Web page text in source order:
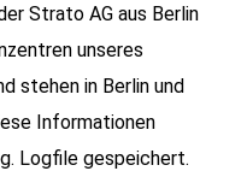
Strato AG aus Berlin
unseres
stehen in Berlin und
Informationen
Logfile gespeichert.